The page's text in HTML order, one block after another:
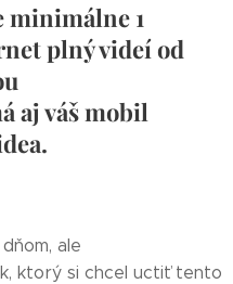
minimálne 1
plný videí od
aj váš mobil
ale
ktorý si chcel uctiť tento